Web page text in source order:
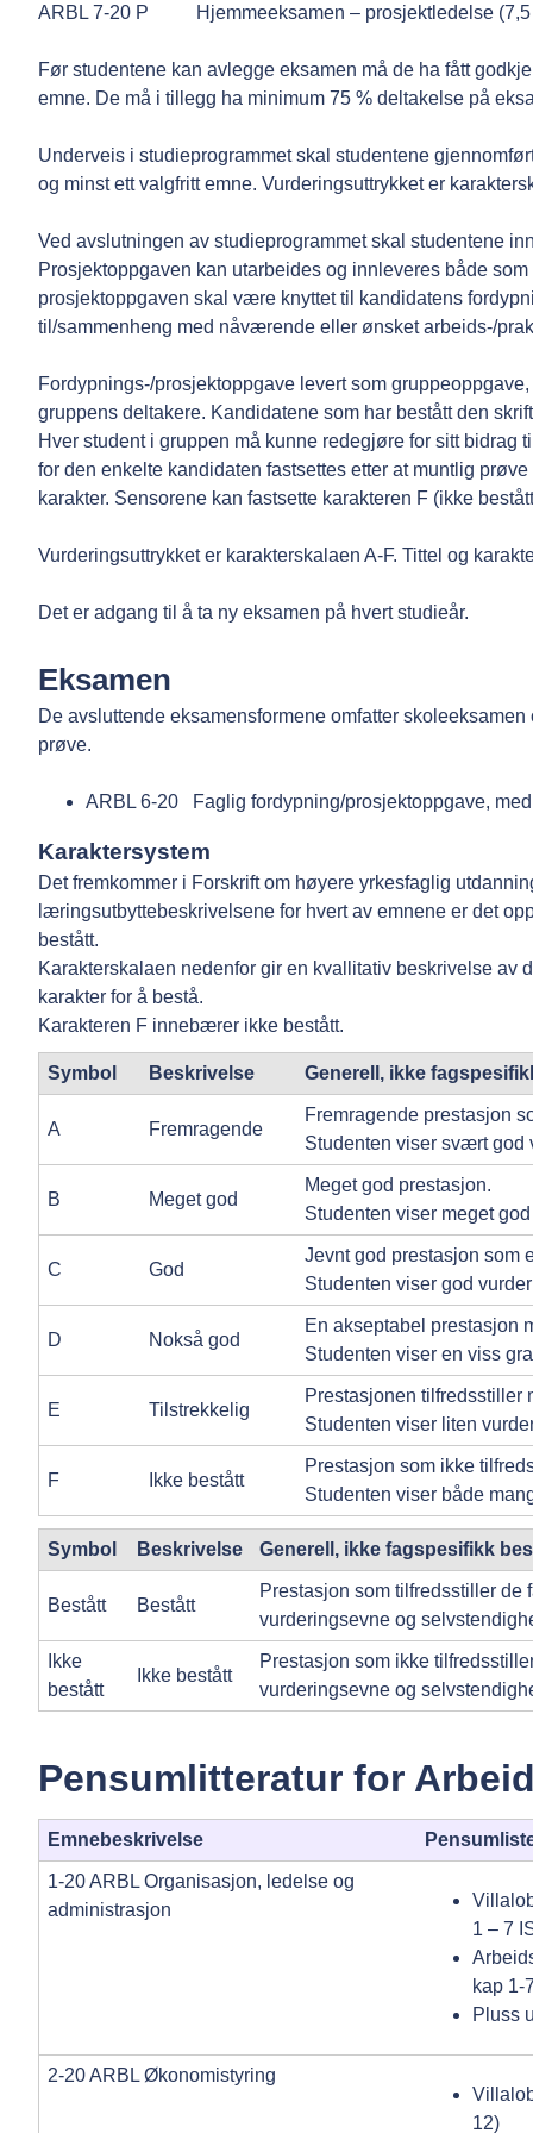
ARBL 7-20 P Hjemmeeksamen – prosjektledelse (7,5
Før studentene kan avlegge eksamen må de ha fått
emne. De må i tillegg ha minimum 75 % deltakelse på
Underveis i studieprogrammet skal studentene
og minst ett valgfritt emne. Vurderingsuttrykket er
Ved avslutningen av studieprogrammet skal studentene
Prosjektoppgaven kan utarbeides og innleveres både
prosjektoppgaven skal være knyttet til kandidatens
til/sammenheng med nåværende eller ønsket arbeids-/
Fordypnings-/prosjektoppgave levert som
gruppens deltakere. Kandidatene som har bestått den
Hver student i gruppen må kunne redegjøre for sitt
for den enkelte kandidaten fastsettes etter at muntlig
karakter. Sensorene kan fastsette karakteren F (ikke
Vurderingsuttrykket er karakterskalaen A-F. Tittel og
Det er adgang til å ta ny eksamen på hvert studieår.
Eksamen
De avsluttende eksamensformene omfatter
prøve.
ARBL 6-20 Faglig fordypning/prosjektoppgave,
Karaktersystem
Det fremkommer i Forskrift om høyere yrkesfaglig
læringsutbyttebeskrivelsene for hvert av emnene er det
bestått.
Karakterskalaen nedenfor gir en kvallitativ beskrivelse av
karakter for å bestå.
Karakteren F innebærer ikke bestått.
Symbol Beskrivelse Generell, ikke
A Fremragende
Fremragende prestasjon
Studenten viser svært god
B Meget god
Meget god prestasjon.
Studenten viser meget
C God
Jevnt god prestasjon som
Studenten viser god
D Nokså god
En akseptabel prestasjon
Studenten viser en viss
E Tilstrekkelig
Prestasjonen tilfredsstiller
Studenten viser liten
F Ikke bestått
Prestasjon som ikke
Studenten viser både
Symbol Beskrivelse Generell, ikke fagspesifikk
Bestått Bestått
Prestasjon som tilfredsstiller
vurderingsevne og
Ikke
bestått
Ikke bestått
Prestasjon som ikke
vurderingsevne og
Pensumlitteratur for
Emnebeskrivelse
1-20 ARBL Organisasjon, ledelse og
administrasjon
1 – 7
kap 1-
Pluss
2-20 ARBL Økonomistyring
12)